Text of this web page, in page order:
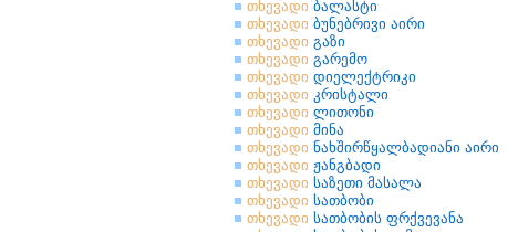
თხევადი ბალასტი
თხევადი ბუნებრივი აირი
თხევადი გაზი
თხევადი გარემო
თხევადი დიელექტრიკი
თხევადი კრისტალი
თხევადი ლითონი
თხევადი მინა
თხევადი ნახშირწყალბადიანი აირი
თხევადი ჟანგბადი
თხევადი საზეთი მასალა
თხევადი სათბობი
თხევადი სათბობის ფრქვევანა